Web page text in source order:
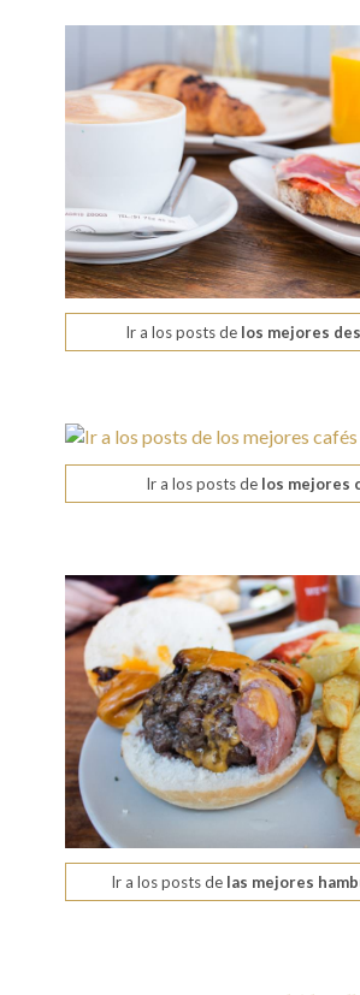
Ir a los posts delos mejores
Ir a los posts delos mejores
Ir a los posts delas mejores